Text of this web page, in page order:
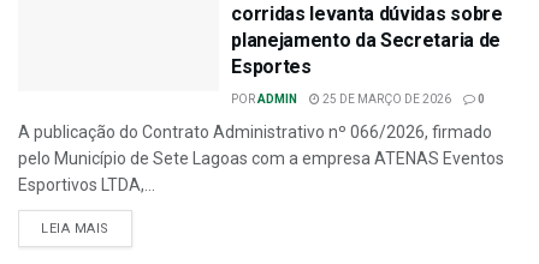
corridas levanta dúvidas sobre
planejamento da Secretaria de
Esportes
PORADMIN 25 DE MARÇO DE 2026 0
A publicação do Contrato Administrativo nº 066/2026, firmado
pelo Município de Sete Lagoas com a empresa ATENAS Eventos
Esportivos LTDA,...
LEIA MAIS